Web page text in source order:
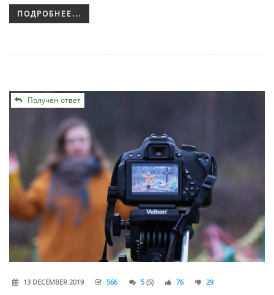
ПОДРОБНЕЕ...
Получен ответ
13 DECEMBER 2019 566 5 (5) 76 29